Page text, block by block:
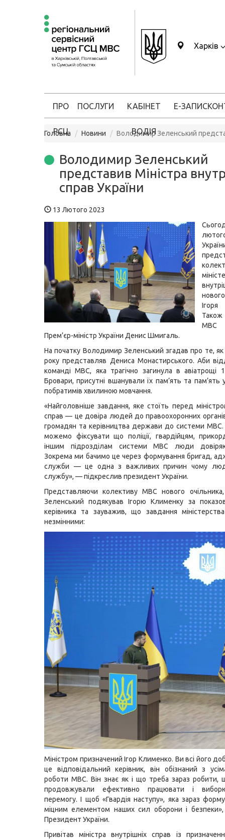
Харків
ПРО
РСЦ
ПОСЛУГИ КАБІНЕТ
ВОДІЯ
Е-ЗАПИС
Головна Новини Володимир Зеленський
Володимир Зеленський
представив Міністра
справ України
13 Лютого 2023
МВС
Прем’єр-міністр України Денис Шмигаль.
На початку Володимир Зеленський згадав про те, як
року представляв Дениса Монастирського. Аби
команді МВС, яка трагічно загинула в авіатрощі
Бровари, присутні вшанували їх пам’ять та пам’ять
побратимів хвилиною мовчання.
«Найголовніше завдання, яке стоїть перед
справ — це довіра людей до правоохоронних органів
громадян та керівництва держави до системи МВС.
можемо фіксувати що поліції, гвардійцям,
іншим підрозділам системи МВС люди
Зокрема ми бачимо це через формування бригад,
служби — це одна з важливих причин чому
службу», — підкреслив президент України.
Представляючи колективу МВС нового
Зеленський подякував Ігорю Клименку за
керівника та зауважив, що завдання
незмінними:
Міністром призначений Ігор Клименко. Ви всі його
це відповідальний керівник, він обізнаний з
роботи МВС. Він знає як і що треба зараз робити,
продовжували ефективно працювати і
перемогу. І щоб «Гвардія наступу», яка зараз
міцним елементом наших сил оборони і
Президент України.
Привітав міністра внутрішніх справ із